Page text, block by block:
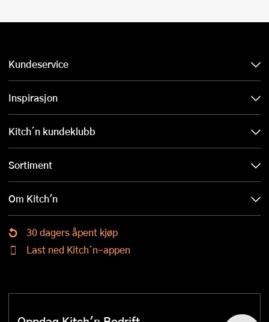
Kundeservice
Inspirasjon
Kitch´n kundeklubb
Sortiment
Om Kitch'n
30 dagers åpent kjøp
Last ned Kitch´n-appen